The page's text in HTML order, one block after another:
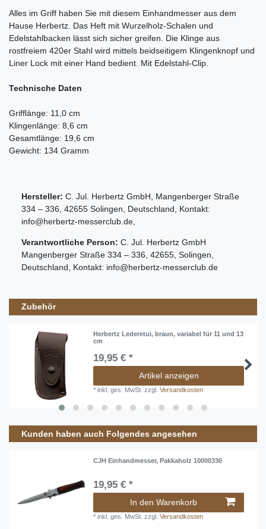
Alles im Griff haben Sie mit diesem Einhandmesser aus dem
Hause Herbertz. Das Heft mit Wurzelholz-Schalen und
Edelstahlbacken lässt sich sicher greifen. Die Klinge aus
rostfreiem 420er Stahl wird mittels beidseitigem Klingenknopf und
Liner Lock mit einer Hand bedient. Mit Edelstahl-Clip.
Technische Daten
Grifflänge: 11,0 cm
Klingenlänge: 8,6 cm
Gesamtlänge: 19,6 cm
Gewicht: 134 Gramm
Hersteller: C. Jul. Herbertz GmbH
Mangenberger Straße
334 – 336 42655 Solingen Deutschland , Kontakt:
info@herbertz-messerclub.de
Verantwortliche Person: C. Jul. Herbertz GmbH
Mangenberger Straße 334 – 336 42655 Solingen
Deutschland , Kontakt: info@herbertz-messerclub.de
Zubehör
Herbertz Lederetui, braun, variabel für 11 und 13
cm
19,95 € *
Artikel anzeigen
*inkl. ges. MwSt. zzgl.Versandkosten
Kunden haben auch Folgendes angesehen
CJH Einhandmesser, Pakkaholz 10000330
19,95 € *
In den Warenkorb
*inkl. ges. MwSt. zzgl.Versandkosten